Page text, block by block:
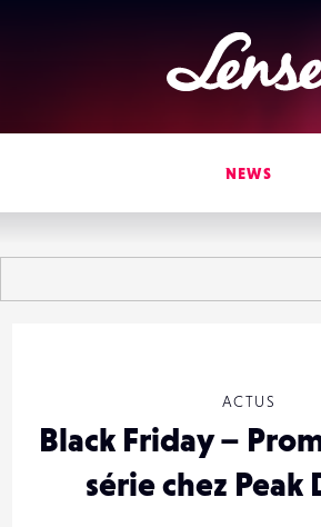
NEWS
ACTUS
Black Friday –
série chez Peak